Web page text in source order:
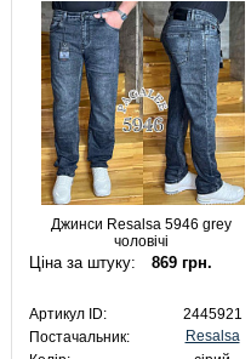
Джинси Resalsa 5946 grey
чоловічі
Ціна за штуку: 869 грн.
Артикул ID:
2445921
Постачальник:
Resalsa